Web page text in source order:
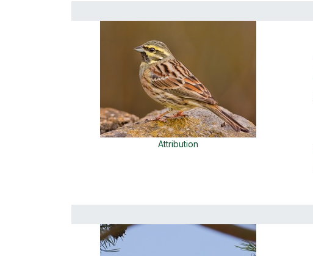
Attribution